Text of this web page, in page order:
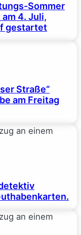
Sommer
4. Juli,
gestartet
Straße“
am Freitag